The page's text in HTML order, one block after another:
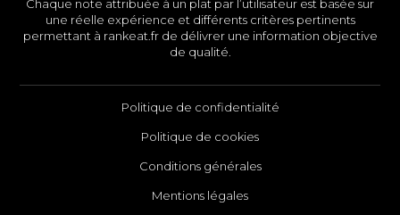
Chaque note attribuée à un plat par l’utilisateur est basée sur
une réelle expérience et différents critères pertinents
permettant à rankeat.fr de délivrer une information objective
de qualité.
Politique de confidentialité
Politique de cookies
Conditions générales
Mentions légales